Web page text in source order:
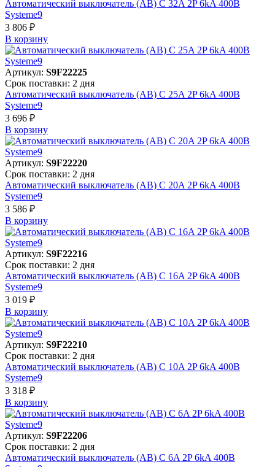
Автоматический выключатель (АВ) C 32A 2P 6kA 400В
Systeme9
3 806 ₽
В корзинy
Артикул: S9F22225
Срок поставки: 2 дня
Автоматический выключатель (АВ) C 25A 2P 6kA 400В
Systeme9
3 696 ₽
В корзинy
Артикул: S9F22220
Срок поставки: 2 дня
Автоматический выключатель (АВ) C 20A 2P 6kA 400В
Systeme9
3 586 ₽
В корзинy
Артикул: S9F22216
Срок поставки: 2 дня
Автоматический выключатель (АВ) C 16A 2P 6kA 400В
Systeme9
3 019 ₽
В корзинy
Артикул: S9F22210
Срок поставки: 2 дня
Автоматический выключатель (АВ) C 10A 2P 6kA 400В
Systeme9
3 318 ₽
В корзинy
Артикул: S9F22206
Срок поставки: 2 дня
Автоматический выключатель (АВ) C 6A 2P 6kA 400В